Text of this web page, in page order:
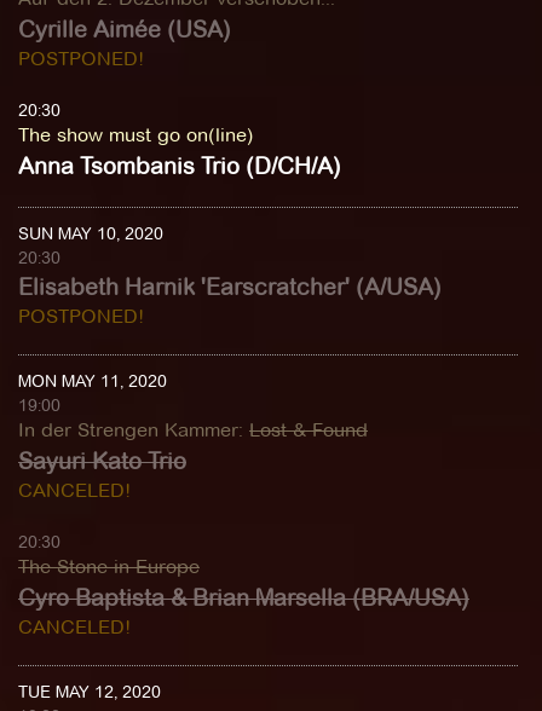
Cyrille Aimée (USA)
POSTPONED!
20:30
The show must go on(line)
Anna Tsombanis Trio (D/CH/A)
SUN MAY 10, 2020
20:30
Elisabeth Harnik 'Earscratcher' (A/USA)
POSTPONED!
MON MAY 11, 2020
19:00
In der Strengen Kammer: Lost & Found
Sayuri Kato Trio
CANCELED!
20:30
The Stone in Europe
Cyro Baptista & Brian Marsella (BRA/USA)
CANCELED!
TUE MAY 12, 2020